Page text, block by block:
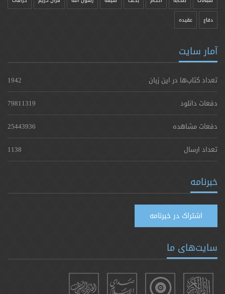
دفاع عقیده
آمار سایت
تعداد کتاب‌ها در این زبان
1942
دفعات دانلود
79811319
دفعات مشاهده
25443936
تعداد ارسال
1138
خبرنامه
اشتراک در خبرنامه
سایت‌های ما